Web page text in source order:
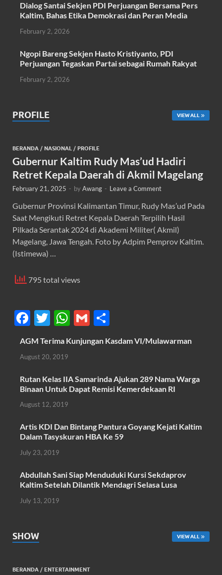
Dialog Santai Sekjen PDI Perjuangan Bersama Pers
Kaltim, Bahas Etika Demokrasi dan Peran Media
February 2, 2026
Ngopi Bareng Sekjen Hasto Kristiyanto, PDI
Perjuangan Tegaskan Partai sebagai Rumah Rakyat
February 2, 2026
PROFILE VIEW ALL
BERANDA / NASIONAL / PROFILE
Gubernur Kaltim Rudy Mas’ud Hadiri
Retret Kepala Daerah di Akmil Magelang
February 21, 2025 - byAwang - Leave a Comment
Gubernur Provinsi Kalimantan Timur, Rudy Mas’ud Pada
Saat Mengikuti Retret Kepala Daerah Terpilih Hasil
Pilkada Serantak 2024 di Akademi Militer( Akmil)
Magelang, Jawa Tengah. Foto by Adpim Pemprov Kaltim.
(Istimewa) …
795 total views
F
ac
e
b
o
o
k
T
w
itt
er
W
h
at
A
p
G
ail
h
ar
AGM Terima Kunjungan Kasdam VI/Mulawarman
August 20, 2019
Rutan Kelas IIA Samarinda Ajukan 289 Nama Warga
Binaan Untuk Dapat Remisi Kemerdekaan RI
August 12, 2019
Artis KDI Dan Bintang Pantura Goyang Kejati Kaltim
Dalam Tasyskuran HBA Ke 59
July 23, 2019
Abdullah Sani Siap Menduduki Kursi Sekdaprov
Kaltim Setelah Dilantik Mendagri Selasa Lusa
July 13, 2019
SHOW VIEW ALL
BERANDA / ENTERTAINMENT